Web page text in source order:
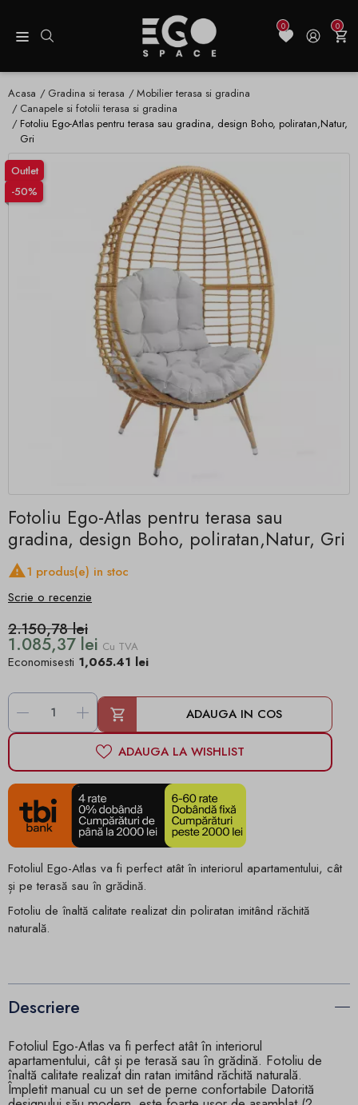
0 0
Acasa Gradina si terasa
Mobilier terasa si gradina
Canapele si fotolii terasa si gradina
Fotoliu Ego-Atlas pentru terasa sau gradina, design Boho, poliratan,Natur,
Gri
Outlet
-50%
Fotoliu Ego-Atlas pentru terasa sau
gradina, design Boho, poliratan,Natur, Gri
1 produs(e) in stoc
Scrie o recenzie
2.150,78 lei
1.085,37 lei Cu TVA
Economisesti 1,065.41 lei
- + ADAUGA IN COS
ADAUGA LA WISHLIST
Fotoliul Ego-Atlas va fi perfect atât în ​​interiorul apartamentului, cât
și pe terasă sau în grădină.
Fotoliu de înaltă calitate realizat din poliratan imitând răchită
naturală.
Descriere
Fotoliul Ego-Atlas va fi perfect atât în ​​interiorul
apartamentului, cât și pe terasă sau în grădină. Fotoliu de
înaltă calitate realizat din ratan imitând răchită naturală.
Împletit manual cu un set de perne confortabile Datorită